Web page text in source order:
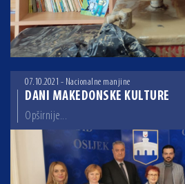
07.10.2021 - Nacionalne manjine
DANI MAKEDONSKE KULTURE
Opširnije...